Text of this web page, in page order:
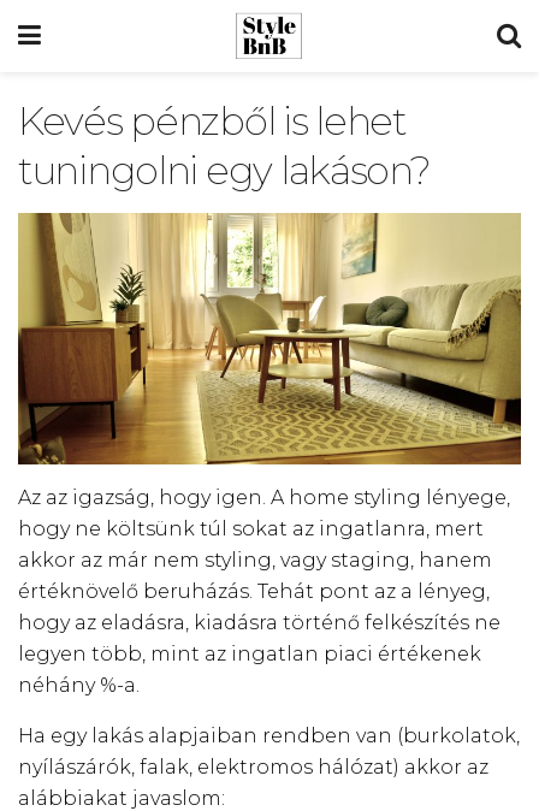
Kevés pénzből is lehet
tuningolni egy lakáson?
Az az igazság, hogy igen. A home styling lényege,
hogy ne költsünk túl sokat az ingatlanra, mert
akkor az már nem styling, vagy staging, hanem
értéknövelő beruházás. Tehát pont az a lényeg,
hogy az eladásra, kiadásra történő felkészítés ne
legyen több, mint az ingatlan piaci értékenek
néhány %-a.
Ha egy lakás alapjaiban rendben van (burkolatok,
nyílászárók, falak, elektromos hálózat) akkor az
alábbiakat javaslom: